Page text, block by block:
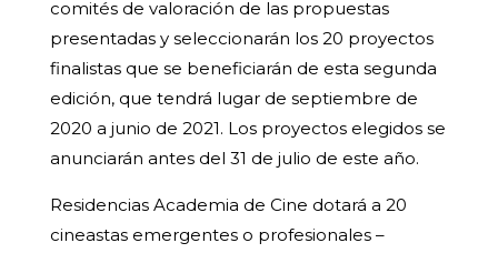
comités de valoración de las propuestas
presentadas y seleccionarán los 20 proyectos
finalistas que se beneficiarán de esta segunda
edición, que tendrá lugar de septiembre de
2020 a junio de 2021. Los proyectos elegidos se
anunciarán antes del 31 de julio de este año.
Residencias Academia de Cine dotará a 20
cineastas emergentes o profesionales –